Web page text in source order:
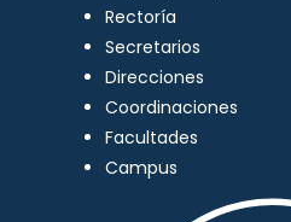
Rectoría
Secretarios
Direcciones
Coordinaciones
Facultades
Campus